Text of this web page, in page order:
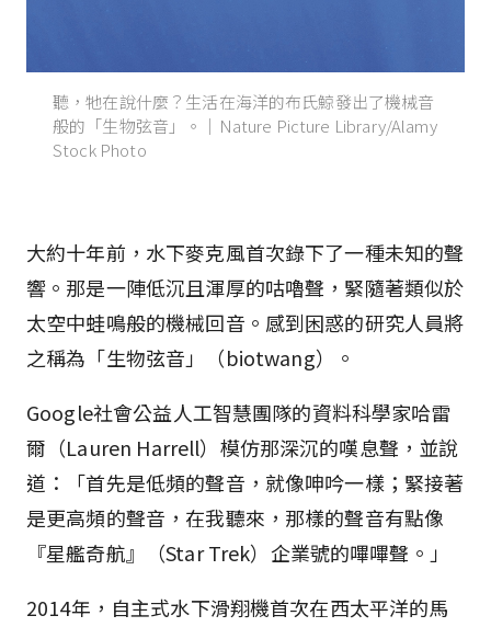
聽，牠在說什麼？生活在海洋的布氏鯨發出了機械音
般的「生物弦音」。｜Nature Picture Library/Alamy
Stock Photo
大約十年前，水下麥克風首次錄下了一種未知的聲
響。那是一陣低沉且渾厚的咕嚕聲，緊隨著類似於
太空中蛙鳴般的機械回音。感到困惑的研究人員將
之稱為「生物弦音」（biotwang）。
Google社會公益人工智慧團隊的資料科學家哈雷
爾（Lauren Harrell）模仿那深沉的嘆息聲，並說
道：「首先是低頻的聲音，就像呻吟一樣；緊接著
是更高頻的聲音，在我聽來，那樣的聲音有點像
『星艦奇航』（Star Trek）企業號的嗶嗶聲。」
2014年，自主式水下滑翔機首次在西太平洋的馬